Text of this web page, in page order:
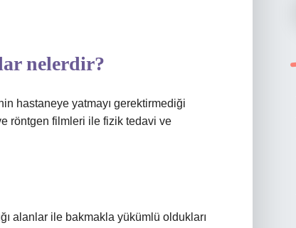
nelerdir?
hastaneye yatmayı gerektirmediği
röntgen filmleri ile fizik tedavi ve
alanlar ile bakmakla yükümlü oldukları